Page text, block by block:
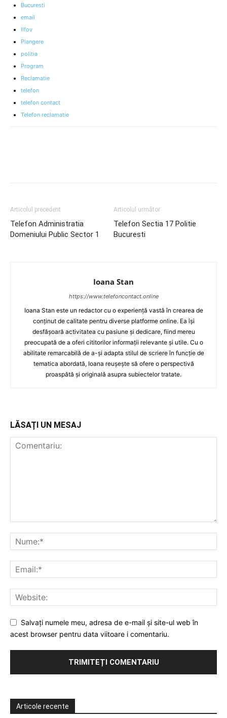
Bucuresti
email
Ilfov
Plangere
politia
Program
Reclamatie
telefon
telefon contact
Telefon reclamatie
Articolul precedent
Telefon Administratia
Domeniului Public Sector 1
Articolul următor
Telefon Sectia 17 Politie
Bucuresti
Ioana Stan
https://www.telefoncontact.online
Ioana Stan este un redactor cu o experiență vastă în crearea de
conținut de calitate pentru diverse platforme online. Ea își
desfășoară activitatea cu pasiune și dedicare, fiind mereu
preocupată de a oferi cititorilor informații relevante și utile. Cu o
abilitate remarcabilă de a-și adapta stilul de scriere în funcție de
tematica abordată, Ioana reușește să ofere o perspectivă
proaspătă și originală asupra subiectelor tratate.
LĂSAȚI UN MESAJ
Salvați numele meu, adresa de e-mail și site-ul web în
acest browser pentru data viitoare i comentariu.
Articole recente